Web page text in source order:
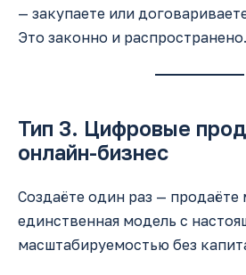
— закупаете или
Это законно и распространено.
Тип 3. Цифровые
онлайн-бизнес
Создаёте один раз —
единственная модель с
масштабируемостью без